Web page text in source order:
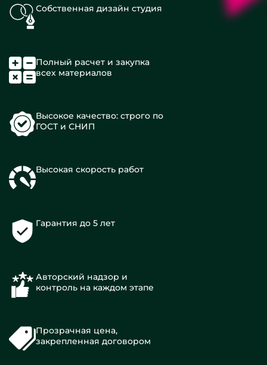
Собственная дизайн студия
Полный расчет и закупка
всех материалов
Высокое качество: строго по
ГОСТ и СНИП
Высокая скорость работ
Гарантия до 5 лет
Авторский надзор и
контроль на каждом этапе
Прозрачная цена,
закрепленная договором